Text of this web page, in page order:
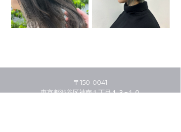
〒150-0041
東京都渋谷区神南１丁目１３−１０